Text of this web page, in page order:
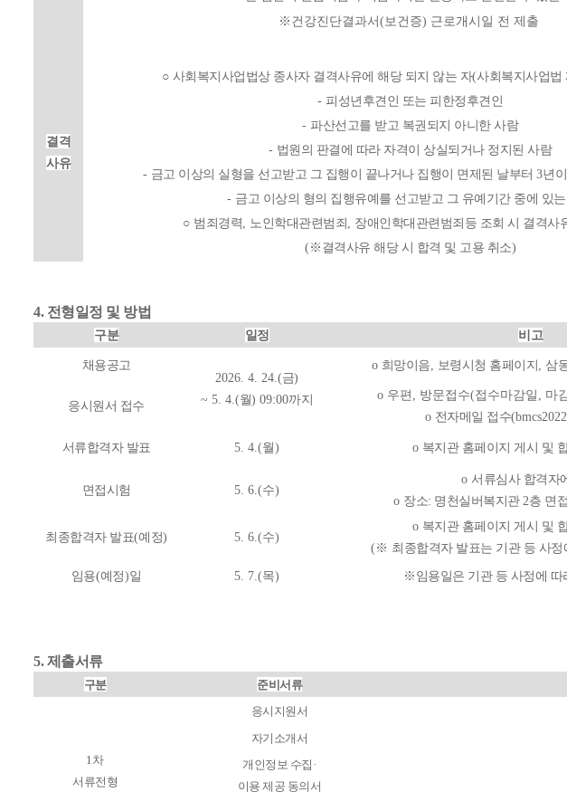
※건강진단결과서(보건증) 근로개시일 전 제출
결격
사유
○ 사회복지사업법상 종사자 결격사유에 해당 되지 않는 자(사회복지사업법
- 피성년후견인 또는 피한정후견인
- 파산선고를 받고 복권되지 아니한 사람
- 법원의 판결에 따라 자격이 상실되거나 정지된 사람
- 금고 이상의 실형을 선고받고 그 집행이 끝나거나 집행이 면제된 날부터3년
- 금고 이상의 형의 집행유예를 선고받고 그 유예기간 중에 있
○ 범죄경력, 노인학대관련범죄 , 장애인학대관련범죄등 조회 시 결격사
( ※ 결격사유 해당 시 합격 및 고용 취소)
4. 전형일정 및 방법
구분 일정 비고
채용공고
2026. 4. 24.(금)
~ 5. 4.(월) 09:00까지
o 희망이음, 보령시청 홈페이지 , 삼
응시원서 접수
o 우편, 방문접수(접수마감일, 마
o 전자메일 접수
서류합격자 발표 5. 4.(월) o 복지관 홈페이지 게시 및
면접시험 5. 6.(수)
o 서류심사 합격자
o 장소: 명천실버복지관2층 면
최종합격자 발표(예정) 5. 6.(수)
o 복지관 홈페이지 게시 및
( ※ 최종합격자 발표는 기관 등 사
임용(예정)일 5. 7.(목) ※ 임용일은 기관 등 사정에
5. 제출서류
구분 준비서류
1차
서류전형
응시지원서
자기소개서
개인정보 수집 ·
이용 제공 동의서